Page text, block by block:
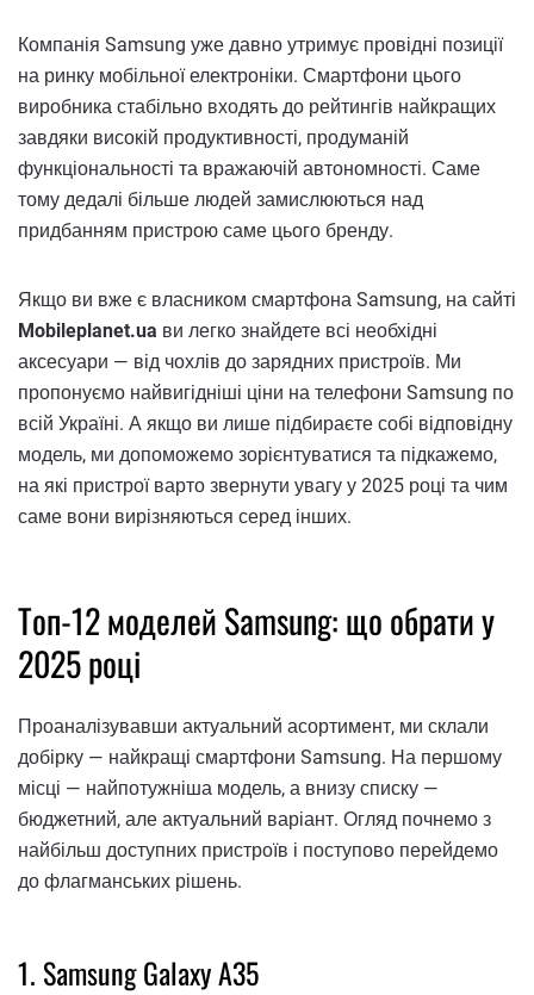
Компанія Samsung уже давно утримує провідні позиції
на ринку мобільної електроніки. Смартфони цього
виробника стабільно входять до рейтингів найкращих
завдяки високій продуктивності, продуманій
функціональності та вражаючій автономності. Саме
тому дедалі більше людей замислюються над
придбанням пристрою саме цього бренду.
Якщо ви вже є власником смартфона Samsung, на сайті
Mobileplanet.ua ви легко знайдете всі необхідні
аксесуари — від чохлів до зарядних пристроїв. Ми
пропонуємо найвигідніші ціни на телефони Samsung по
всій Україні. А якщо ви лише підбираєте собі відповідну
модель, ми допоможемо зорієнтуватися та підкажемо,
на які пристрої варто звернути увагу у 2025 році та чим
саме вони вирізняються серед інших.
Топ-12 моделей Samsung: що обрати у
2025 році
Проаналізувавши актуальний асортимент, ми склали
добірку — найкращі смартфони Samsung. На першому
місці — найпотужніша модель, а внизу списку —
бюджетний, але актуальний варіант. Огляд почнемо з
найбільш доступних пристроїв і поступово перейдемо
до флагманських рішень.
1. Samsung Galaxy A35